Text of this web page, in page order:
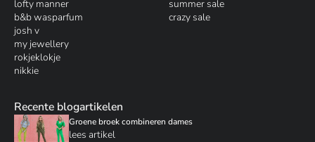
lofty manner
b&b wasparfum
josh v
my jewellery
rokjeklokje
nikkie
summer sale
crazy sale
Recente blogartikelen
Groene broek combineren dames
lees artikel